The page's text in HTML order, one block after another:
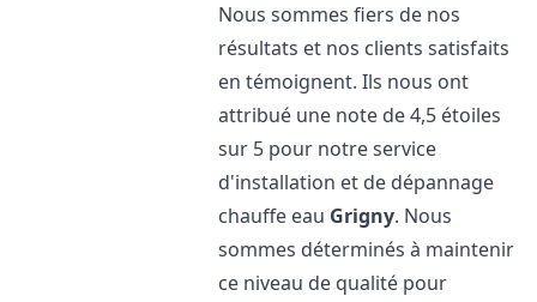
Nous sommes fiers de nos
résultats et nos clients satisfaits
en témoignent. Ils nous ont
attribué une note de 4,5 étoiles
sur 5 pour notre service
d'installation et de dépannage
chauffe eau Grigny. Nous
sommes déterminés à maintenir
ce niveau de qualité pour